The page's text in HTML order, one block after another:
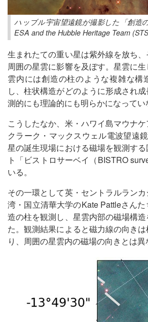
ハッブル宇宙望遠鏡が撮影した「創造
ESA and the Hubble Heritage Team
生まれたての重い星は紫外線を放ち
周囲の星雲に影響を及ぼす。星雲に
雲内には創造の柱のような複雑な構
し、柱状構造がどのように形成され
測的にも理論的にも明らかになってい
こうしたなか、米・ハワイ島マウナ
クラーク・マックスウェル電波望遠
星の誕生現場における磁場を観測す
ト「ビストロサーベイ（BISTRO
いる。
その一環として英・セントラルラン
湾・国立清華大学のKate Pattleさん
造の柱を観測し、星雲内部の磁場構
た。観測結果によると磁力線の向き
り、周囲の星雲内の磁場の向きとは異